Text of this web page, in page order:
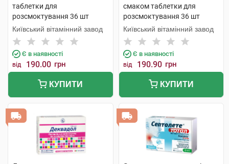
таблетки для
розсмоктування 36 шт
Київський вітамінний завод
Є в наявності
від 190.00 грн
КУПИТИ
смаком таблетки для
розсмоктування 36 шт
Київський вітамінний завод
Є в наявності
від 190.90 грн
КУПИТИ